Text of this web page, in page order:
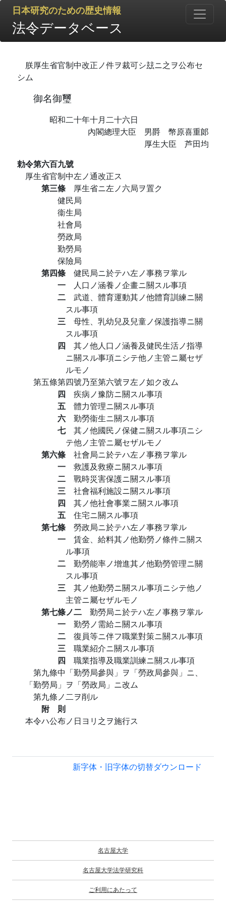
日本研究のための歴史情報
法令データベース
朕厚生省官制中改正ノ件ヲ裁可シ玆ニ之ヲ公布セ
シム
御名御璽
昭和二十年十月二十六日
內閣總理大臣 男爵 幣原喜重郞
厚生大臣 芦田均
勅令第六百九號
厚生省官制中左ノ通改正ス
第三條 厚生省ニ左ノ六局ヲ置ク
健民局
衞生局
社會局
勞政局
勤勞局
保險局
第四條 健民局ニ於テハ左ノ事務ヲ掌ル
一 人口ノ涵養ノ企畫ニ關スル事項
二 武道、體育運動其ノ他體育訓練ニ關
スル事項
三 母性、乳幼兒及兒童ノ保護指導ニ關
スル事項
四 其ノ他人口ノ涵養及健民生活ノ指導
ニ關スル事項ニシテ他ノ主管ニ屬セザ
ルモノ
第五條第四號乃至第六號ヲ左ノ如ク改ム
四 疾病ノ豫防ニ關スル事項
五 體力管理ニ關スル事項
六 勤勞衞生ニ關スル事項
七 其ノ他國民ノ保健ニ關スル事項ニシ
テ他ノ主管ニ屬セザルモノ
第六條 社會局ニ於テハ左ノ事務ヲ掌ル
一 救護及救療ニ關スル事項
二 戰時災害保護ニ關スル事項
三 社會福利施設ニ關スル事項
四 其ノ他社會事業ニ關スル事項
五 住宅ニ關スル事項
第七條 勞政局ニ於テハ左ノ事務ヲ掌ル
一 賃金、給料其ノ他勤勞ノ條件ニ關ス
ル事項
二 勤勞能率ノ增進其ノ他勤勞管理ニ關
スル事項
三 其ノ他勤勞ニ關スル事項ニシテ他ノ
主管ニ屬セザルモノ
第七條ノ二 勤勞局ニ於テハ左ノ事務ヲ掌ル
一 勤勞ノ需給ニ關スル事項
二 復員等ニ伴フ職業對策ニ關スル事項
三 職業紹介ニ關スル事項
四 職業指導及職業訓練ニ關スル事項
第九條中「勤勞局參與」ヲ「勞政局參與」ニ、
「勤勞局」ヲ「勞政局」ニ改ム
第九條ノ二ヲ削ル
附 則
本令ハ公布ノ日ヨリ之ヲ施行ス
新字体・旧字体の切替ダウンロード
名古屋大学
名古屋大学法学研究科
ご利用にあたって